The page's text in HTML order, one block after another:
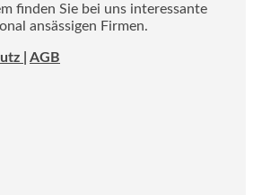
finden Sie bei uns interessante
ansässigen Firmen.
| AGB